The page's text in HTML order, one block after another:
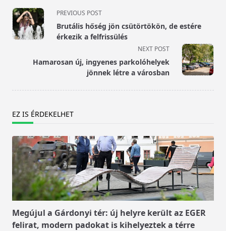
<span
class="nav-
subtitle
reader-
PREVIOUS POST
Brutális hőség jön csütörtökön, de estére
érkezik a felfrissülés
NEXT POST
Hamarosan új, ingyenes parkolóhelyek
jönnek létre a városban
EZ IS ÉRDEKELHET
Megújul a Gárdonyi tér: új helyre került az EGER
felirat, modern padokat is kihelyeztek a térre